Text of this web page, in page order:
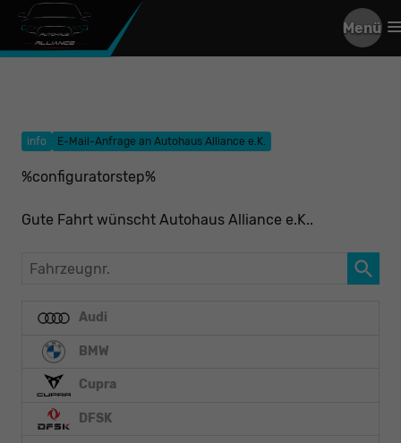
Menü
info E-Mail-Anfrage an Autohaus Alliance e.K.
%configuratorstep%
Gute Fahrt wünscht Autohaus Alliance e.K..
Fahrzeugnr.
Audi
BMW
Cupra
DFSK